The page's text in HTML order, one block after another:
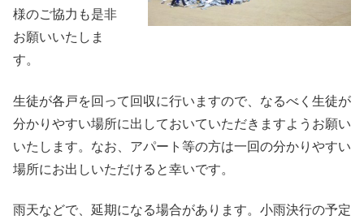
様のご協力も是非
お願いいたしま
す。
生徒が各戸を回って回収に行いますので、なるべく生徒が
分かりやすい場所に出しておいていただきますようお願い
いたします。なお、アパート等の方は一回の分かりやすい
場所にお出しいただけると幸いです。
雨天などで、延期になる場合があります。小雨決行の予定